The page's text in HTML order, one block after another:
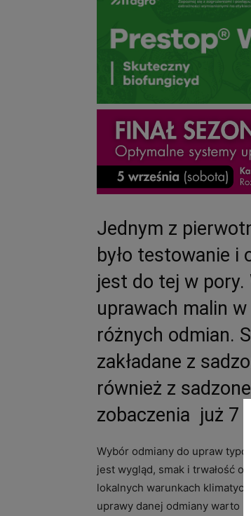
Jednym z
było testowanie i
jest do tej w
uprawach malin
różnych odmian.
zakładane z
również z
zobaczenia już 7
Wybór odmiany do upraw
jest wygląd, smak i trwałość
lokalnych warunkach
uprawy danej odmiany warto